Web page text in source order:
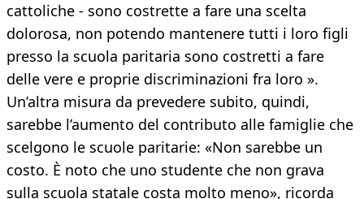
cattoliche - sono costrette a fare una scelta
dolorosa, non potendo mantenere tutti i loro figli
presso la scuola paritaria sono costretti a fare
delle vere e proprie discriminazioni fra loro ».
Un’altra misura da prevedere subito, quindi,
sarebbe l’aumento del contributo alle famiglie che
scelgono le scuole paritarie: «Non sarebbe un
costo. È noto che uno studente che non grava
sulla scuola statale costa molto meno», ricorda